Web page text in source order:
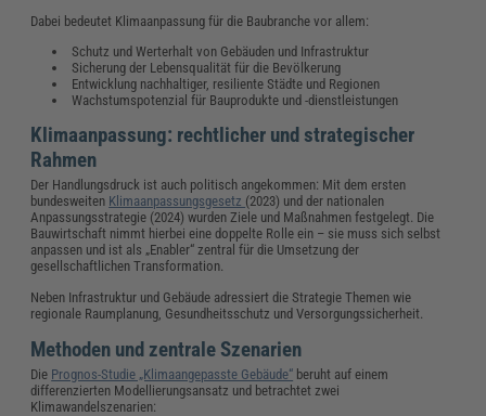
Dabei bedeutet Klimaanpassung für die Baubranche vor allem:
Schutz und Werterhalt von Gebäuden und Infrastruktur
Sicherung der Lebensqualität für die Bevölkerung
Entwicklung nachhaltiger, resiliente Städte und Regionen
Wachstumspotenzial für Bauprodukte und -dienstleistungen
Klimaanpassung: rechtlicher und strategischer
Rahmen
Der Handlungsdruck ist auch politisch angekommen: Mit dem ersten
bundesweiten Klimaanpassungsgesetz (2023) und der nationalen
Anpassungsstrategie (2024) wurden Ziele und Maßnahmen festgelegt. Die
Bauwirtschaft nimmt hierbei eine doppelte Rolle ein – sie muss sich selbst
anpassen und ist als „Enabler“ zentral für die Umsetzung der
gesellschaftlichen Transformation.
Neben Infrastruktur und Gebäude adressiert die Strategie Themen wie
regionale Raumplanung, Gesundheitsschutz und Versorgungssicherheit.
Methoden und zentrale Szenarien
Die Prognos-Studie „Klimaangepasste Gebäude“ beruht auf einem
differenzierten Modellierungsansatz und betrachtet zwei
Klimawandelszenarien: